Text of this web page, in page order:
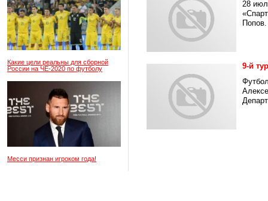
Какие цели реальны для сборной
России на ЧЕ-2020 по футболу
Месси признан игроком года!
28
9-й